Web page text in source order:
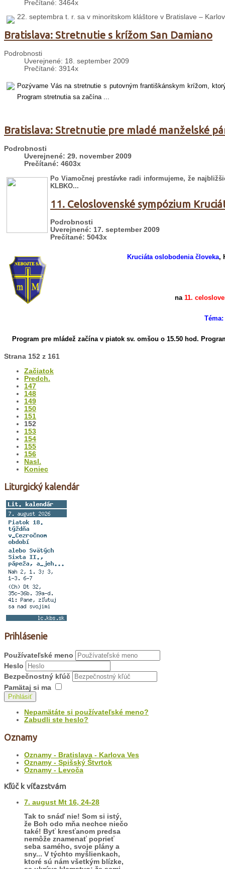
Prečítané: 3464x
22. septembra t. r. sa v minoritskom kláštore v Bratislave –
Bratislava: Stretnutie s krížom San Damiano
Podrobnosti
Uverejnené: 18. september 2009
Prečítané: 3914x
Pozývame Vás na stretnutie s putovným františkánskym krížom,
Program stretnutia sa začína ...
Bratislava: Stretnutie pre mladé manželské
Podrobnosti
Uverejnené: 29. november 2009
Prečítané: 4603x
Po Viamočnej prestávke radi informujeme, že
KLBKO...
11. Celoslovenské sympózium
Podrobnosti
Uverejnené: 17. september 2009
Prečítané: 5043x
Kruciáta oslobodenia človeka,
na 11.
Program pre mládež začína v piatok sv. omšou o 15.50 hod.
Strana 152 z 161
Začiatok
Predch.
147
148
149
150
151
152
153
154
155
156
Nasl.
Koniec
Liturgický kalendár
Prihlásenie
Používateľské meno
Heslo
Bezpečnostný kľúč
Pamätaj si ma
Prihlásiť
Nepamätáte si používateľské meno?
Zabudli ste heslo?
Oznamy
Oznamy - Bratislava - Karlova Ves
Oznamy - Spišský Štvrtok
Oznamy - Levoča
Kľúč k víťazstvám
7. august Mt 16, 24-28
Tak to snáď nie! Som si istý,
že Boh odo mňa nechce niečo
také! Byť kresťanom predsa
nemôže znamenať poprieť
seba samého, svoje plány a
sny... V týchto myšlienkach,
ktoré sú nám všetkým blízke,